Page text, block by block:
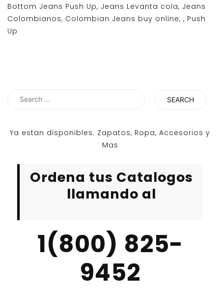
Bottom Jeans Push Up, Jeans Levanta cola, Jeans
Colombianos, Colombian Jeans buy online, , Push
Up
Search
Ya estan disponibles. Zapatos, Ropa, Accesorios y
Mas
Ordena tus Catalogos
llamando al
1(800) 825-
9452